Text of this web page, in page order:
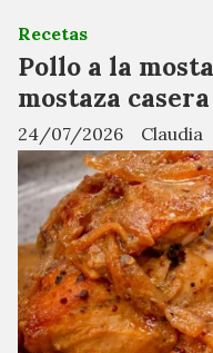
Pollo a la
mostaza casera
Claudia
Recetas
24/07/2026